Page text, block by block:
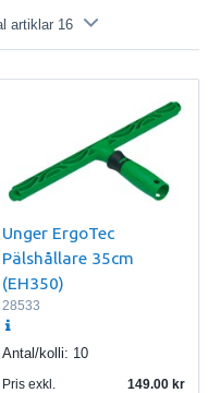
artiklar 16
Unger ErgoTec
Pälshållare 35cm
(EH350)
28533
Antal/kolli: 10
Pris exkl.
149.00